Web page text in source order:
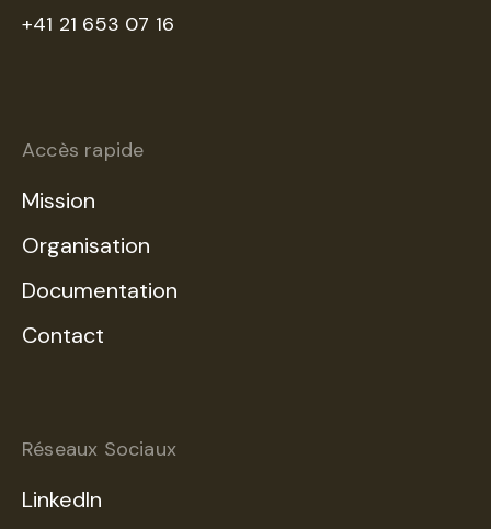
+41 21 653 07 16
Accès rapide
Mission
Organisation
Documentation
Contact
Réseaux Sociaux
LinkedIn